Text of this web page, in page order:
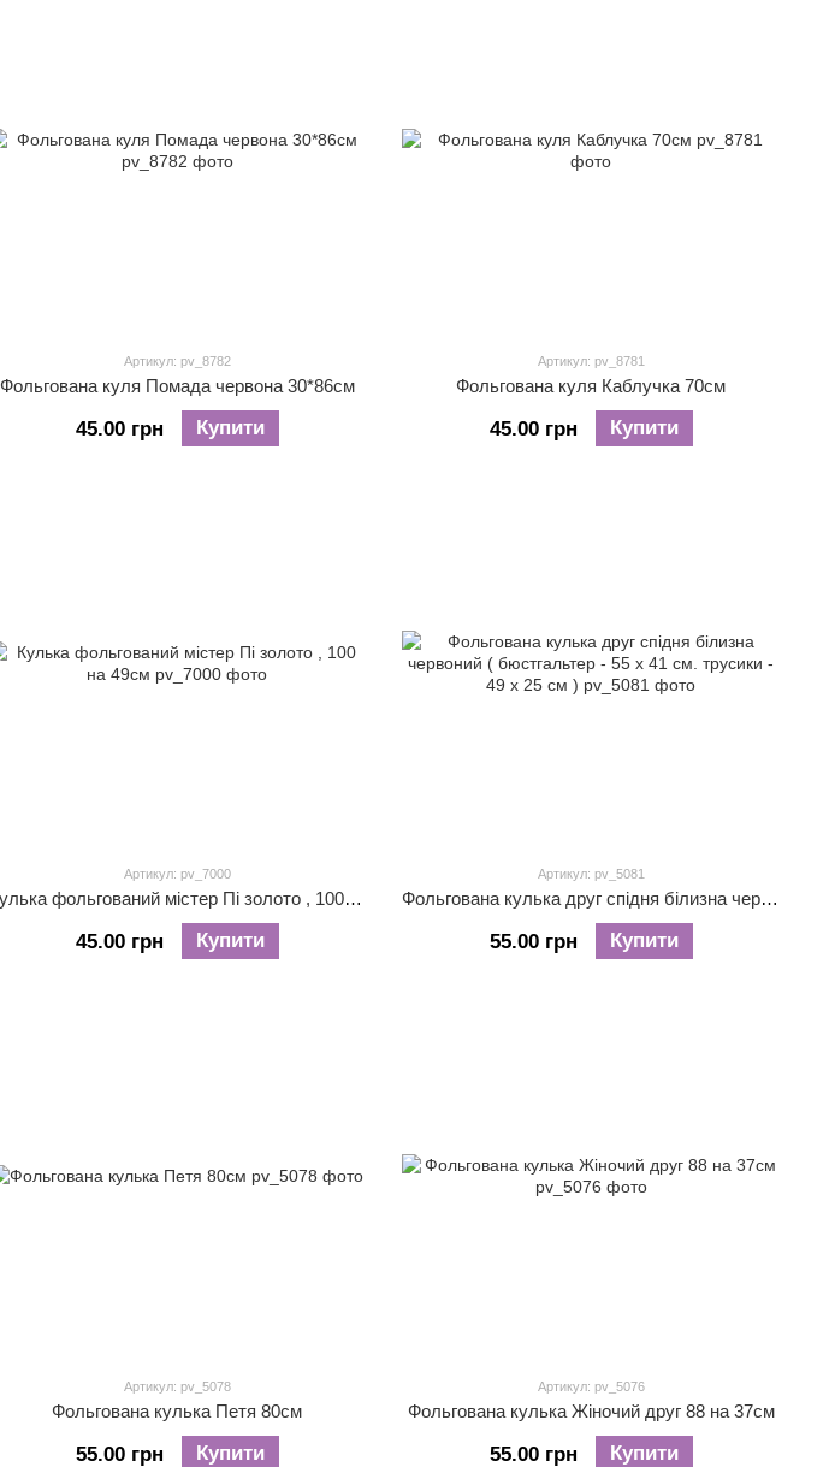
Артикул: pv_8782
Фольгована куля Помада червона 30*86см
45.00 грн Купити
Артикул: pv_8781
Фольгована куля Каблучка 70см
45.00 грн Купити
Артикул: pv_7000
Кулька фольгований містер Пі золото , 100 на 49см
45.00 грн Купити
Артикул: pv_5081
Фольгована кулька друг спідня білизна червоний ( бюстгальтер - 55 х 41 см. трусики - 49 х 25 см )
55.00 грн Купити
Артикул: pv_5078
Фольгована кулька Петя 80см
55.00 грн Купити
Артикул: pv_5076
Фольгована кулька Жіночий друг 88 на 37см
55.00 грн Купити